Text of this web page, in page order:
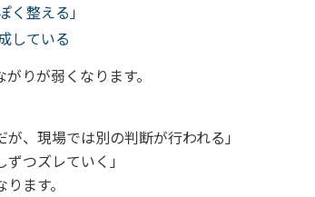
く整える」
している
りが弱くなります。
が、現場では別の判断が行われる」
つズレていく」
ます。